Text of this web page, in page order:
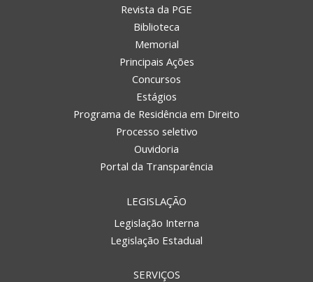
Revista da PGE
Biblioteca
Memorial
Principais Ações
Concursos
Estágios
Programa de Residência em Direito
Processo seletivo
Ouvidoria
Portal da Transparência
LEGISLAÇÃO
Legislação Interna
Legislação Estadual
SERVIÇOS